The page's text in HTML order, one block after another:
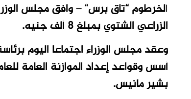
الخرطوم “تاق برس“ – وافق مجلس
الزراعي الشتوي بمبلغ 8 ألف جنيه.
وعقد مجلس الوزراء اجتماعا اليوم
بشير مانيس.